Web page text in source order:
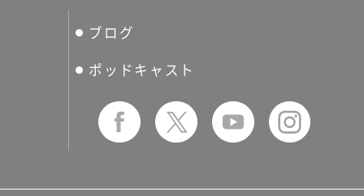
せたおん
友の会
ブログ
ポッドキャスト